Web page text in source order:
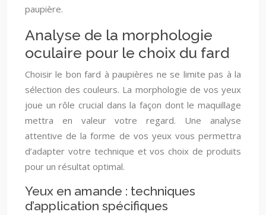
paupière.
Analyse de la morphologie
oculaire pour le choix du fard
Choisir le bon fard à paupières ne se limite pas à la
sélection des couleurs. La morphologie de vos yeux
joue un rôle crucial dans la façon dont le maquillage
mettra en valeur votre regard. Une analyse
attentive de la forme de vos yeux vous permettra
d’adapter votre technique et vos choix de produits
pour un résultat optimal.
Yeux en amande : techniques
d’application spécifiques